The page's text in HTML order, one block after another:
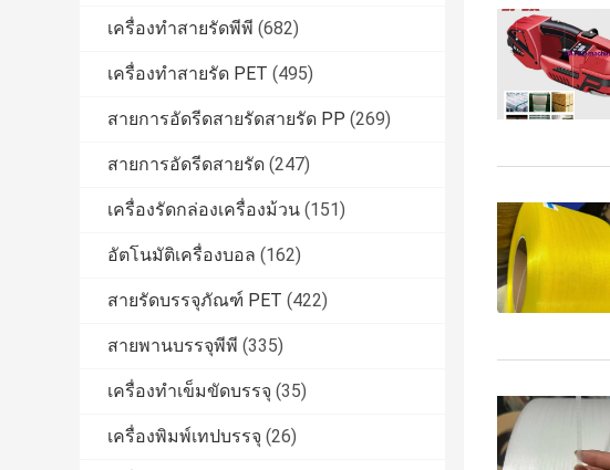
เครื่องทำสายรัดพีพี (682)
เครื่องทำสายรัด PET (495)
สายการอัดรีดสายรัดสายรัด PP (269)
สายการอัดรีดสายรัด (247)
เครื่องรัดกล่องเครื่องม้วน (151)
อัตโนมัติเครื่องบอล (162)
สายรัดบรรจุภัณฑ์ PET (422)
สายพานบรรจุพีพี (335)
เครื่องทําเข็มขัดบรรจุ (35)
เครื่องพิมพ์เทปบรรจุ (26)